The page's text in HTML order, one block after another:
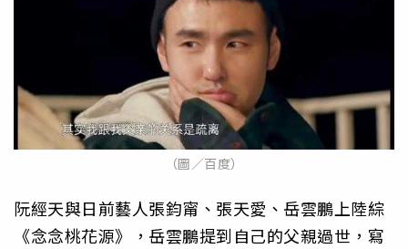
（圖／百度）
阮經天與日前藝人張鈞甯、張天愛、岳雲鵬上陸綜
《念念桃花源》，岳雲鵬提到自己的父親過世，寫